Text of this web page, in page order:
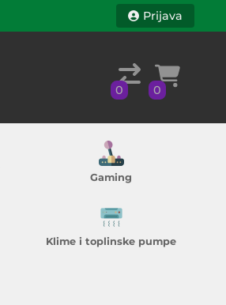
Prijava
0 0
Gaming
Klime i toplinske pumpe